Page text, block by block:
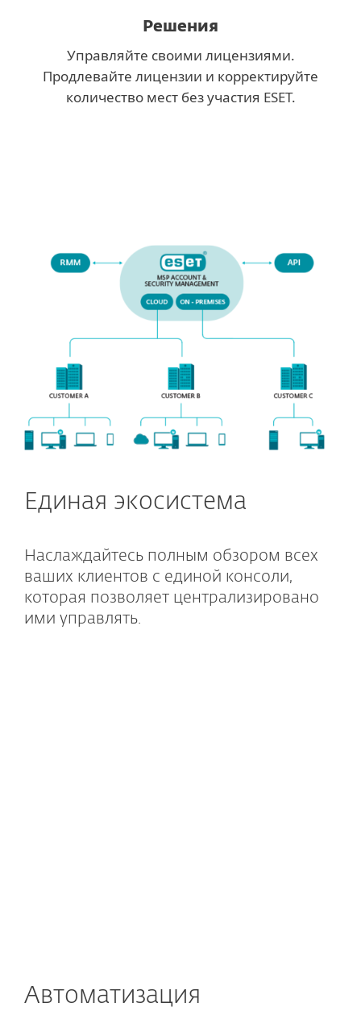
Решения
Управляйте своими лицензиями.
Продлевайте лицензии и корректируйте
количество мест без участия ESET.
Единая экосистема
Наслаждайтесь полным обзором всех
ваших клиентов с единой консоли,
которая позволяет централизировано
ими управлять.
Автоматизация